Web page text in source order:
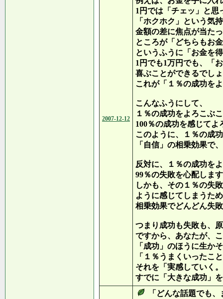
2007-12-12
1円では「チェッ」と思
「ホクホク」という気
金額の差に焦点が当た
ところが「どちらもお
というふうに「お金を
1円でも1万円でも、「
喜ぶことができるでし
これが「１％の成功を
こんなふうにして、
１％の成功をよろこぶ
100％の成功を感じて
このように、１％の成
「自信」の相乗効果で
反対に、１％の成功を
99％の失敗を心配しま
しかも、その１％の失
ように感じてしまうた
相乗効果でどんどん失
つまり成功も失敗も、
ですから、あなたが、
「成功」のほうに生か
「１％うまくいったこ
それを「実感していく
すでに「大きな成功」
「どんな話題でも